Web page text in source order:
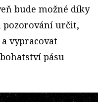
bude možné díky
pozorování určit,
vypracovat
pásu